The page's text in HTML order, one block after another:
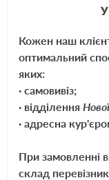
которая
Кожен наш
оптимальний
яких:
· самовивіз;
· відділення
· адресна
При замовленні
склад